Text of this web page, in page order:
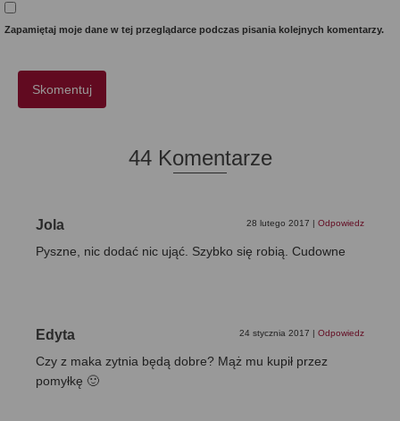
Zapamiętaj moje dane w tej przeglądarce podczas pisania kolejnych komentarzy.
44 Komentarze
Jola 28 lutego 2017 Odpowiedz
Pyszne, nic dodać nic ująć. Szybko się robią. Cudowne
Edyta 24 stycznia 2017 Odpowiedz
Czy z maka zytnia będą dobre? Mąż mu kupił przez
pomyłkę 🙂